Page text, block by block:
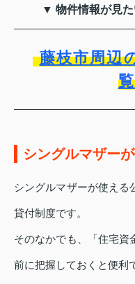
▼ 物件情報が見
藤枝市周辺
シングルマザー
シングルマザーが使える
貸付制度です。
そのなかでも、「住宅資
前に把握しておくと便利